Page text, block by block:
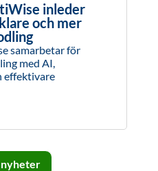
inleder
och mer
samarbetar för
med AI,
effektivare
nyheter